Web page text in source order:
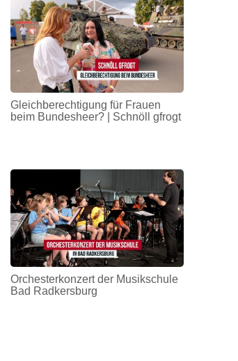
Gleichberechtigung für Frauen
beim Bundesheer? | Schnöll gfrogt
Orchesterkonzert der Musikschule
Bad Radkersburg